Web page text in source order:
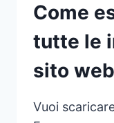
Come
tutte le
sito web
Vuoi